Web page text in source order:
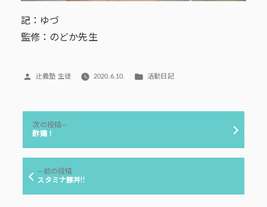
記：ゆづ
監修：のどか先生
投
辻義塾 生徒 2020.6.10.
カ
リ
活動日記
ナ
ー
前の投稿前
の
スタミナ豚丼!!
次の投稿
酢鶏！